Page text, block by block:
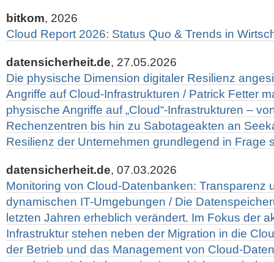
bitkom, 2026
Cloud Report 2026: Status Quo & Trends in
datensicherheit.de, 27.05.2026
Die physische Dimension digitaler Resilienz
Angriffe auf Cloud-Infrastrukturen / Patrick Fetter
physische Angriffe auf „Cloud“-Infrastrukturen –
Rechenzentren bis hin zu Sabotageakten an
Resilienz der Unternehmen grundlegend in Frage
datensicherheit.de, 07.03.2026
Monitoring von Cloud-Datenbanken: Transparenz
dynamischen IT-Umgebungen / Die
letzten Jahren erheblich verändert. Im Fokus der
Infrastruktur stehen neben der Migration in die
der Betrieb und das Management von Cloud-